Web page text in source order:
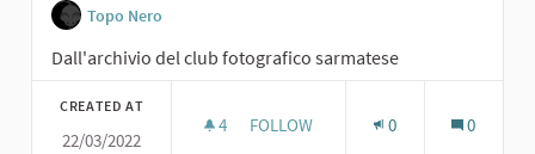
Topo Nero
Dall'archivio del club fotografico sarmatese
CREATED AT
22/03/2022
4 4 FOLLOWERS
FOLLOW 0 0